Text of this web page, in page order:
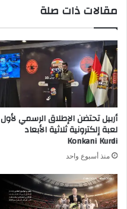
د
ا
ل
إ
ل
ك
ر
و
ن
ي
مقالات ذات صلة
أربيل تحتضن الإطلاق الرسمي لأول
لعبة إلكترونية ثلاثية الأبعاد
Konkani Kurdi
منذ أسبوع واحد